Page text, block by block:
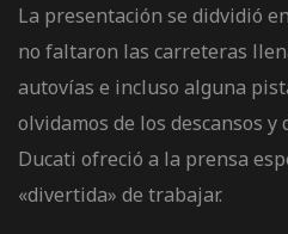
La presentación se didvidió
no faltaron las carreteras
autovías e incluso alguna
olvidamos de los descansos
Ducati ofreció a la prensa
«divertida» de trabajar.